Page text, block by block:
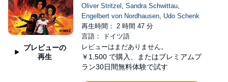
プレビューの
再生
Oliver Stritzel , Sandra Schwittau,
Engelbert von Nordhausen, Udo Schenk
再生時間： 2 時間 47 分
言語： ドイツ語
レビューはまだありません。
￥1,500 で購入、またはプレミアムプ
ラン30日間無料体験で試す